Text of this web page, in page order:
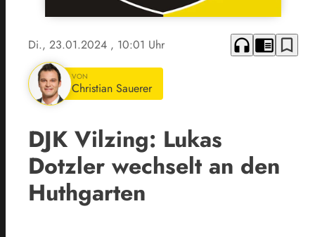
Di., 23.01.2024 , 10:01 Uhr headphones chrome_reader_mode bookmark_border
VON
Christian Sauerer
DJK Vilzing: Lukas
Dotzler wechselt an den
Huthgarten